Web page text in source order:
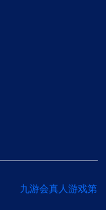
九游会真人游戏第